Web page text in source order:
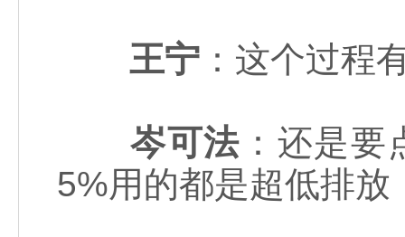
王宁：这个过程
岑可法 ：还是
5%用的都是超低排